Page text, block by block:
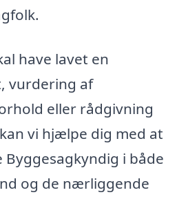
have lavet en
vurdering af
eller rådgivning
vi hjælpe dig med at
i både
og de nærliggende